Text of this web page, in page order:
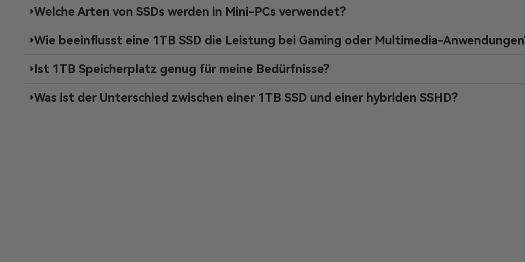
Welche Arten von SSDs werden in Mini-PCs verwendet?
Wie beeinflusst eine 1TB SSD die Leistung bei Gaming oder Multimedia-
Ist 1TB Speicherplatz genug für meine Bedürfnisse?
Was ist der Unterschied zwischen einer 1TB SSD und einer hybriden SSHD?